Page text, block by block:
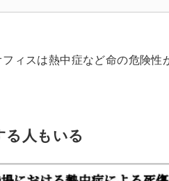
ィスは熱中症など命の危険性
る人もいる